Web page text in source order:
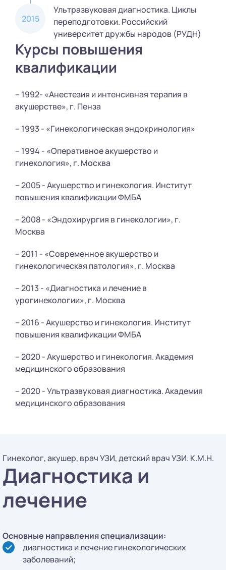
2015
Ультразвуковая диагностика. Циклы
переподготовки. Российский
университет дружбы народов (РУДН)
Курсы повышения
квалификации
– 1992- «Анестезия и интенсивная терапия в
акушерстве», г. Пенза
– 1993 - «Гинекологическая эндокринология»
– 1994 - «Оперативное акушерство и
гинекология», г. Москва
– 2005 - Акушерство и гинекология. Институт
повышения квалификации ФМБА
– 2008 - «Эндохирургия в гинекологии», г.
Москва
– 2011 - «Современное акушерство и
гинекологическая патология», г. Москва
– 2013 - «Диагностика и лечение в
урогинекологии», г. Москва
– 2016 - Акушерство и гинекология. Институт
повышения квалификации ФМБА
– 2020 - Акушерство и гинекология. Академия
медицинского образования
– 2020 - Ультразвуковая диагностика. Академия
медицинского образования
Гинеколог, акушер, врач УЗИ, детский врач УЗИ. К.М.Н.
Диагностика и
лечение
Основные направления специализации:
диагностика и лечение гинекологических
заболеваний;